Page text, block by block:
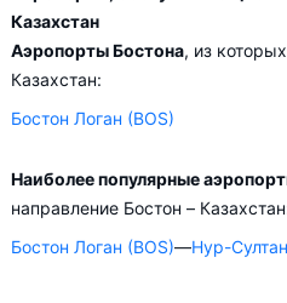
Казахстан
Аэропорты Бостона, из
Казахстан:
Бостон Логан (BOS)
Наиболее популярные
направление Бостон –
Бостон Логан (BOS)—Нур-